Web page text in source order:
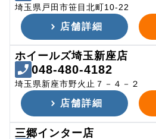
埼玉県戸田市笹目北町10-22
店舗詳細
ホイールズ埼玉新座店
048-480-4182
埼玉県新座市野火止７－４－２
店舗詳細
三郷インター店